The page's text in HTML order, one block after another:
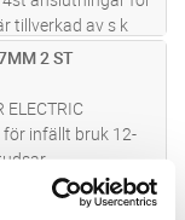
tillverkad av s k
att det är
från
...läs mer
2 ST
ELECTRIC
infällt bruk 12-